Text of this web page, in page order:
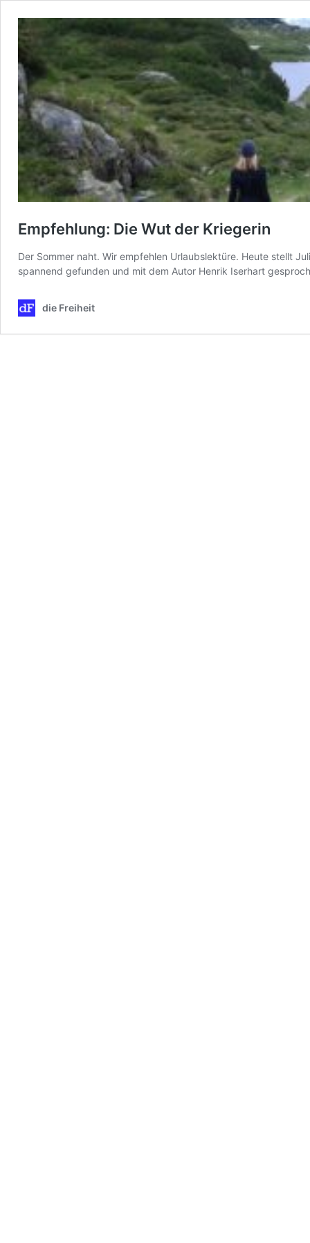
Empfehlung: Die Wut der Kriegerin
Der Sommer naht. Wir empfehlen Urlaubslektüre. Heute stellt
spannend gefunden und mit dem Autor Henrik Iserhart
die Freiheit